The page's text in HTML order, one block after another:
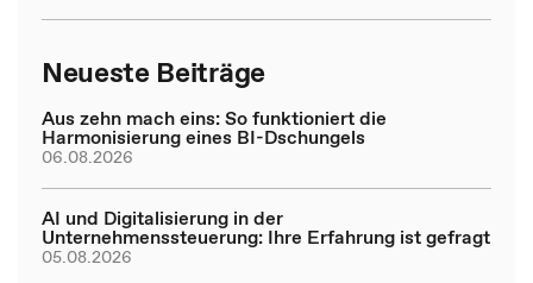
Neueste Beiträge
Aus zehn mach eins: So funktioniert die
Harmonisierung eines BI-Dschungels
06.08.2026
AI und Digitalisierung in der
Unternehmenssteuerung: Ihre Erfahrung ist gefragt
05.08.2026